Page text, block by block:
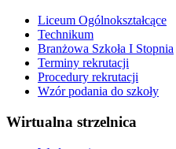
Liceum Ogólnokształcące
Technikum
Branżowa Szkoła I Stopnia
Terminy rekrutacji
Procedury rekrutacji
Wzór podania do szkoły
Wirtualna strzelnica